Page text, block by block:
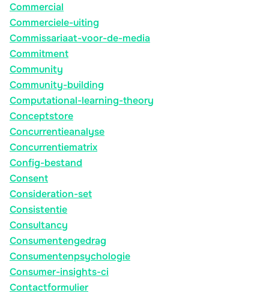
Commercial
Commerciele-uiting
Commissariaat-voor-de-media
Commitment
Community
Community-building
Computational-learning-theory
Conceptstore
Concurrentieanalyse
Concurrentiematrix
Config-bestand
Consent
Consideration-set
Consistentie
Consultancy
Consumentengedrag
Consumentenpsychologie
Consumer-insights-ci
Contactformulier